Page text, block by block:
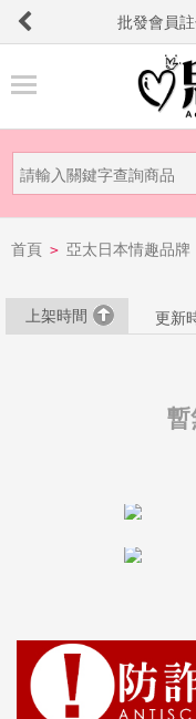
批發會員
品
新
品
市
批
發
首頁 > 亞太日本情趣品牌
上架時間 更新